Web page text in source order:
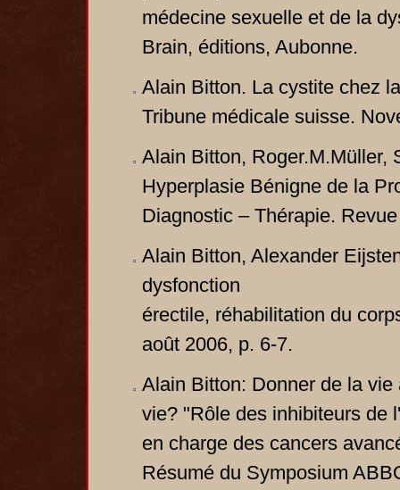
médecine sexuelle et de la
Brain, éditions, Aubonne.
Alain Bitton. La cystite chez
Tribune médicale suisse.
Alain Bitton, Roger.M.Müller,
Hyperplasie Bénigne de la
Diagnostic – Thérapie.
Alain Bitton, Alexander
dysfonction
érectile, réhabilitation du
août 2006, p. 6-7.
Alain Bitton: Donner de la
vie? "Rôle des inhibiteurs de
en charge des cancers
Résumé du Symposium